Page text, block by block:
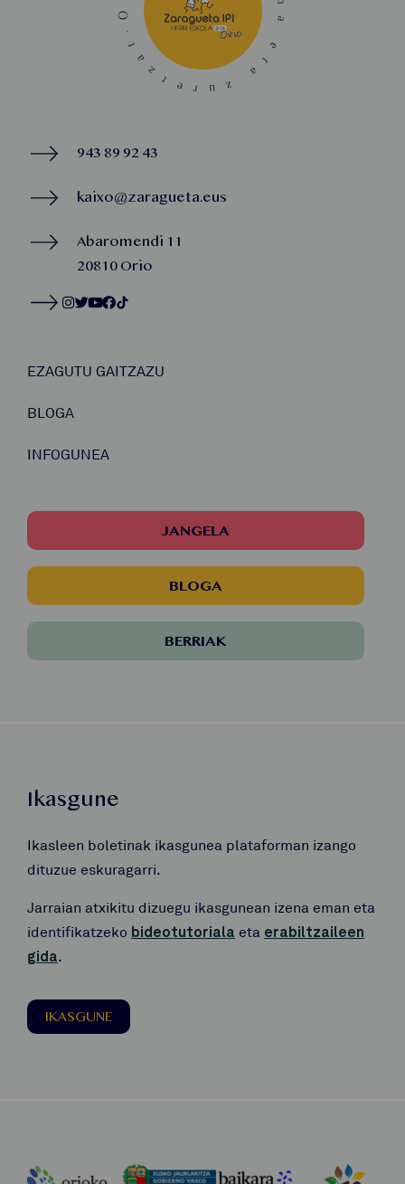
943 89 92 43
kaixo@zaragueta.eus
Abaromendi 11
20810 Orio
EZAGUTU GAITZAZU
BLOGA
INFOGUNEA
JANGELA
BLOGA
BERRIAK
Ikasgune
Ikasleen boletinak ikasgunea plataforman izango
dituzue eskuragarri.
Jarraian atxikitu dizuegu ikasgunean izena eman eta
identifikatzeko bideotutoriala eta erabiltzaileen
gida.
IKASGUNE